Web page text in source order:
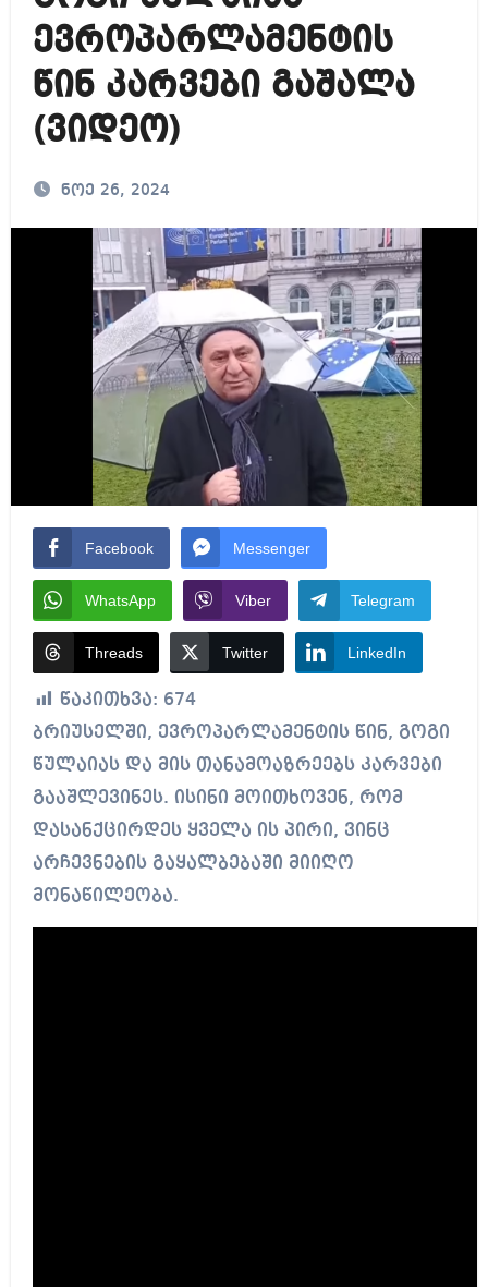
ევროპარლამენტის
წინ კარვები გაშალა
(ვიდეო)
ნოე 26, 2024
Facebook Messenger
WhatsApp Viber Telegram
Threads Twitter LinkedIn
წაკითხვა: 674
ბრიუსელში, ევროპარლამენტის წინ, გოგი
წულაიას და მის თანამოაზრეებს კარვები
გააშლევინეს. ისინი მოითხოვენ, რომ
დასანქცირდეს ყველა ის პირი, ვინც
არჩევნების გაყალბებაში მიიღო
მონაწილეობა.